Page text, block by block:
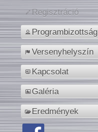
Regisztráció
Programbizottság
Versenyhelyszín
Kapcsolat
Galéria
Eredmények